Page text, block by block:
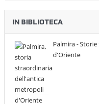
IN BIBLIOTECA
Palmira -
d'Oriente